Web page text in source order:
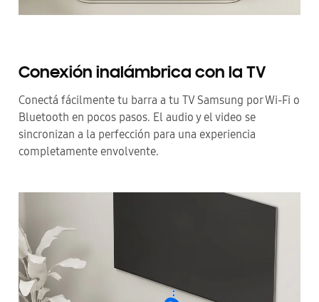
Conexión inalámbrica con la TV
Conectá fácilmente tu barra a tu TV Samsung por Wi-Fi o
Bluetooth en pocos pasos. El audio y el video se
sincronizan a la perfección para una experiencia
completamente envolvente.